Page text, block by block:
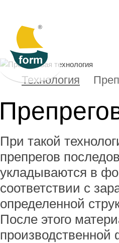
Технология
При такой
препрегов
укладываются в
соответствии с
определенной
После этого
производственной